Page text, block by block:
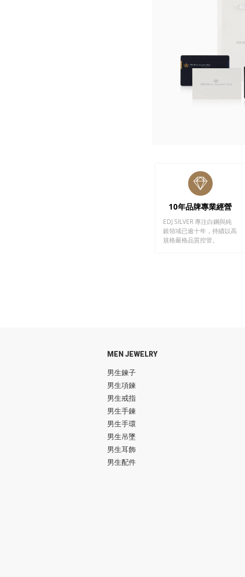
10年品牌專業經營
EDJ SILVER 專注白鋼與純
銀領域已逾十年，持續以高
規格嚴格品質控管。
MEN JEWELRY
男生鍊子
男生項鍊
男生戒指
男生手鍊
男生手環
男生吊墜
男生耳飾
男生配件